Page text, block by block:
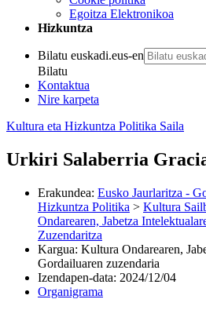
Egoitza Elektronikoa
Hizkuntza
Bilatu euskadi.eus-en
Bilatu
Kontaktua
Nire karpeta
Kultura eta Hizkuntza Politika Saila
Urkiri Salaberria
Erakundea: Eusko Jaurlaritza -
Hizkuntza Politika > Kultura
Ondarearen, Jabetza
Zuzendaritza
Kargua: Kultura Ondarearen,
Gordailuaren zuzendaria
Izendapen-data: 2024/12/04
Organigrama